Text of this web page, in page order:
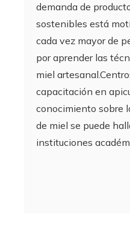
demanda de
sostenibles está
cada vez mayor de
por aprender las
miel
capacitación en
conocimiento sobre
de miel se puede
instituciones